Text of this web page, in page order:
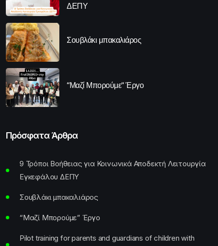
ΔΕΠΥ
Σουβλάκι μπακαλιάρος
“Μαζί Μπορούμε” Έργο
Πρόσφατα Άρθρα
9 Τρόποι Βοήθειας για Κοινωνικά Αποδεκτή Λειτουργία
Εγκεφάλου ΔΕΠΥ
Σουβλάκι μπακαλιάρος
“Μαζί Μπορούμε” Έργο
Pilot training for parents and guardians of children with